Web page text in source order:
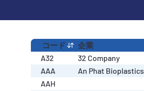
コード 企業
A32
32 Company
AAA
An Phat Bioplastics
AAH